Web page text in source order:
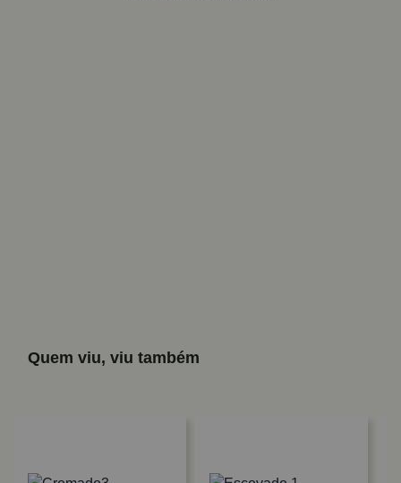
Quem viu, viu também